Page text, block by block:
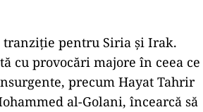
pentru Siria și Irak.
cu provocări majore în ceea ce
precum Hayat Tahrir
al-Golani, încearcă să